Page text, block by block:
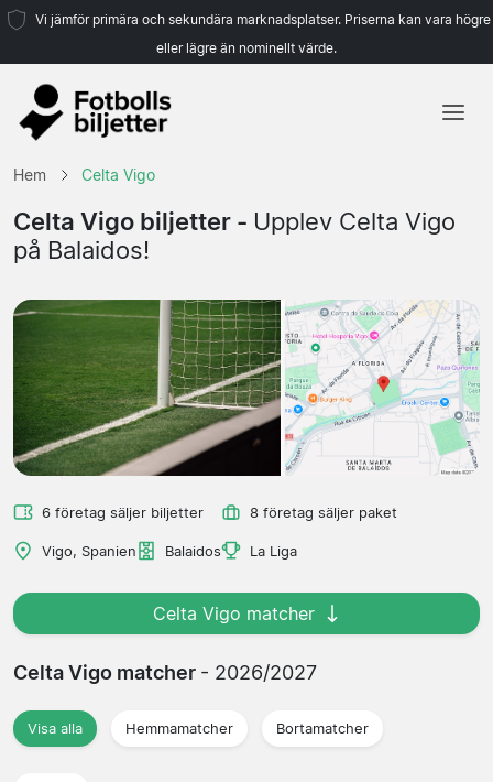
Vi jämför primära och sekundära marknadsplatser. Priserna kan vara högre
eller lägre än nominellt värde.
Lag
Hem Celta Vigo
Celta Vigo biljetter - Upplev Celta Vigo
på Balaidos!
6 företag säljer biljetter 8 företag säljer paket
Vigo, Spanien Balaidos La Liga
Celta Vigo matcher
Celta Vigo matcher - 2026/2027
Visa alla Hemmamatcher Bortamatcher